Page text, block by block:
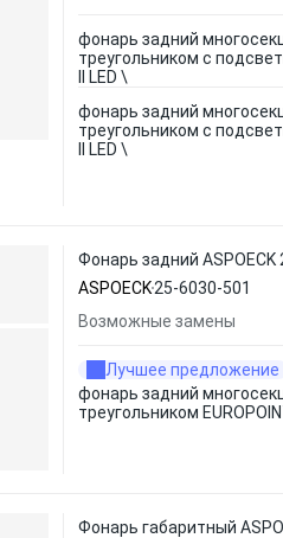
фонарь задний
треугольником с
ll LED \
фонарь задний
треугольником с
ll LED \
Фонарь задний ASPOECK
ASPOECK25-6030-501
Возможные замены
Лучшее предложение
фонарь задний
треугольником
Фонарь габаритный